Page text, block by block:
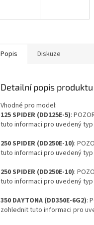
Popis Diskuze
Detailní popis produktu
Vhodné pro model:
125 SPIDER (DD125E-5):
tuto informaci pro uvedený
250 SPIDER (DD250E-10):
tuto informaci pro uvedený
250 SPIDER (DD250E-10):
tuto informaci pro uvedený
350 DAYTONA (DD350E-6G2):
zohlednit tuto informaci pro